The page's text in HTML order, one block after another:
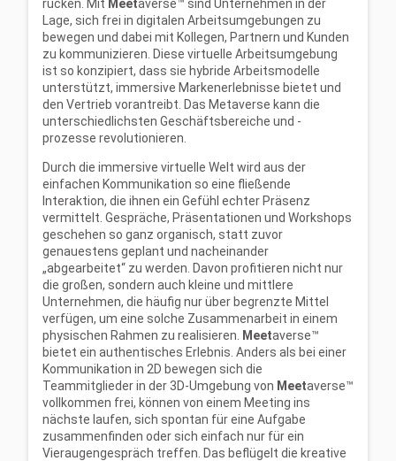
rücken. Mit Meetaverse™ sind Unternehmen in der
Lage, sich frei in digitalen Arbeitsumgebungen zu
bewegen und dabei mit Kollegen, Partnern und Kunden
zu kommunizieren. Diese virtuelle Arbeitsumgebung
ist so konzipiert, dass sie hybride Arbeitsmodelle
unterstützt, immersive Markenerlebnisse bietet und
den Vertrieb vorantreibt. Das Metaverse kann die
unterschiedlichsten Geschäftsbereiche und -
prozesse revolutionieren.
Durch die immersive virtuelle Welt wird aus der
einfachen Kommunikation so eine fließende
Interaktion, die ihnen ein Gefühl echter Präsenz
vermittelt. Gespräche, Präsentationen und Workshops
geschehen so ganz organisch, statt zuvor
genauestens geplant und nacheinander
„abgearbeitet“ zu werden. Davon profitieren nicht nur
die großen, sondern auch kleine und mittlere
Unternehmen, die häufig nur über begrenzte Mittel
verfügen, um eine solche Zusammenarbeit in einem
physischen Rahmen zu realisieren.
Meetaverse™
bietet ein authentisches Erlebnis. Anders als bei einer
Kommunikation in 2D bewegen sich die
Teammitglieder in der 3D-Umgebung von Meetaverse™
vollkommen frei, können von einem Meeting ins
nächste laufen, sich spontan für eine Aufgabe
zusammenfinden oder sich einfach nur für ein
Vieraugengespräch treffen. Das beflügelt die kreative